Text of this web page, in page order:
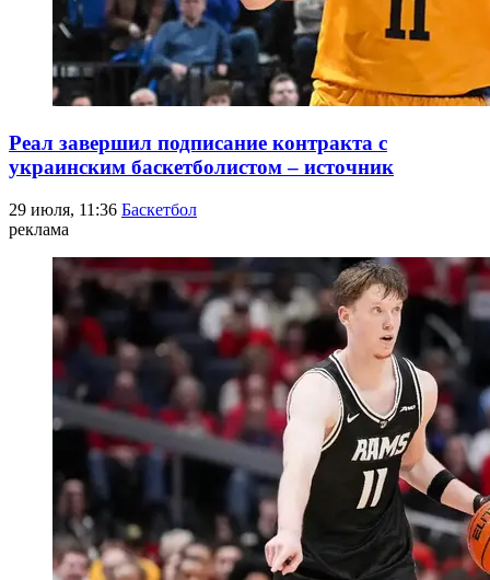
Реал завершил подписание контракта с
украинским баскетболистом – источник
29 июля, 11:36 Баскетбол
реклама